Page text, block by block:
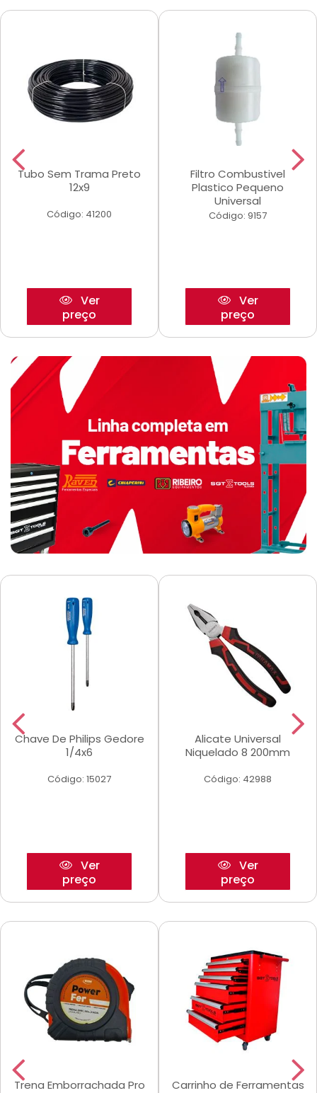
Tubo Sem Trama Preto
12x9
Código: 41200
Ver
preço
Filtro Combustivel
Plastico Pequeno
Universal
Código: 9157
Ver
preço
Chave De Philips Gedore
1/4x6
Código: 15027
Ver
preço
Alicate Universal
Niquelado 8 200mm
Código: 42988
Ver
preço
Trena Emborrachada Pro
Carrinho de Ferramentas